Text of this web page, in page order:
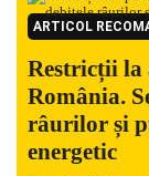
ARTICOL
Restricții la
România.
râurilor și
energetic